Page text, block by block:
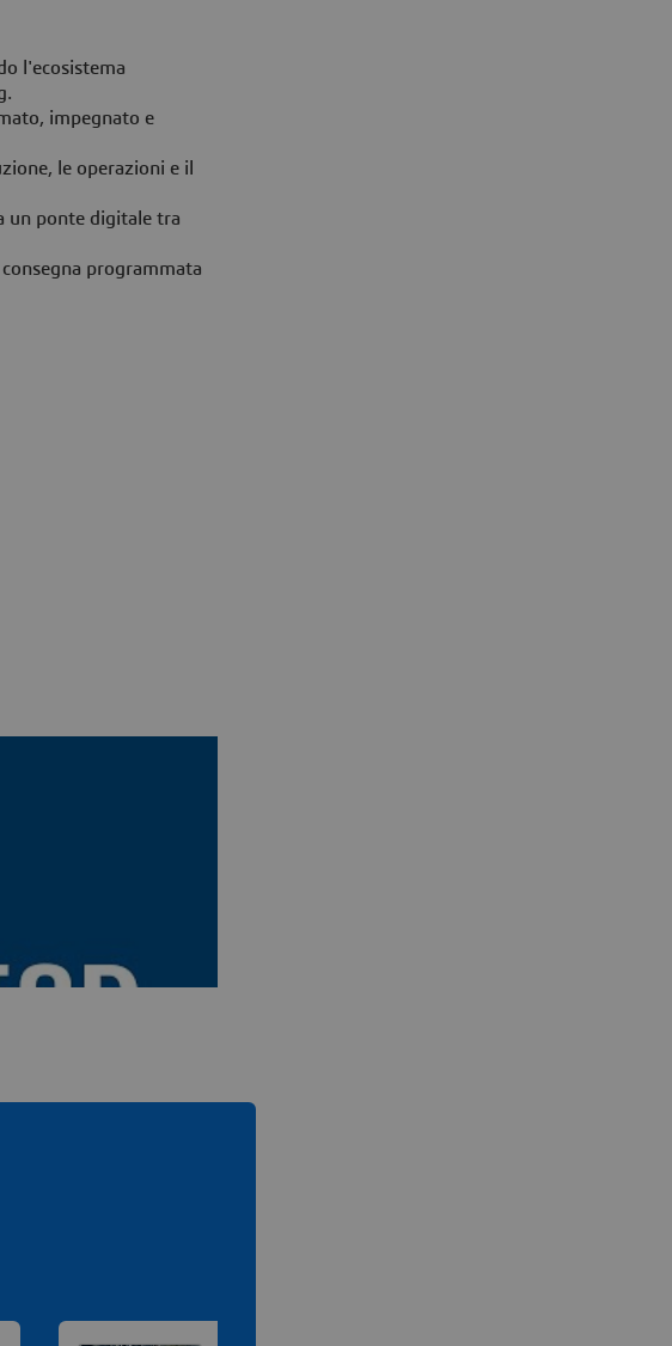
l'ecosistema
impegnato e
le operazioni e il
un ponte digitale tra
programmata